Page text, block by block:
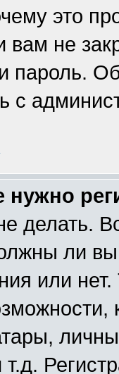
это
вам не
пароль.
с
делать.
ли вы
или